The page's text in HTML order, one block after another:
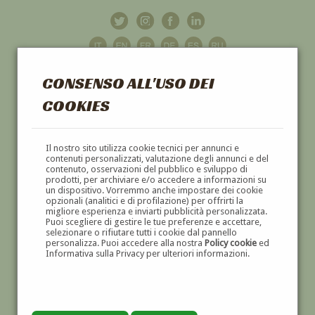
CONSENSO ALL'USO DEI
COOKIES
Il nostro sito utilizza cookie tecnici per annunci e
contenuti personalizzati, valutazione degli annunci e del
contenuto, osservazioni del pubblico e sviluppo di
prodotti, per archiviare e/o accedere a informazioni su
un dispositivo. Vorremmo anche impostare dei cookie
opzionali (analitici e di profilazione) per offrirti la
migliore esperienza e inviarti pubblicità personalizzata.
Puoi scegliere di gestire le tue preferenze e accettare,
selezionare o rifiutare tutti i cookie dal pannello
personalizza. Puoi accedere alla nostra Policy cookieed
Informativa sulla Privacy per ulteriori informazioni.
GALLERIAD'ARTE
DIPINTI E SCULTURE '800 E '900